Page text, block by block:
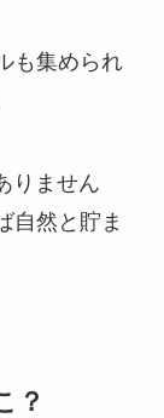
も集められ
りません
自然と貯ま
？